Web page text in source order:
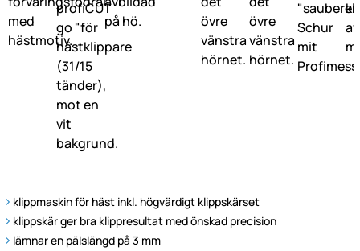
klippmaskin för häst inkl. högvärdigt klippskärset
klippskär ger bra klippresultat med önskad precision
lämnar en pälslängd på 3 mm